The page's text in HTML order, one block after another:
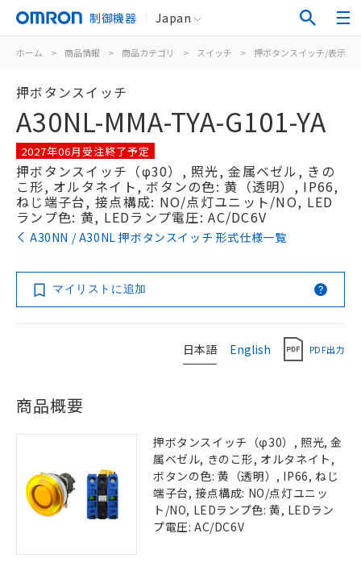
制御機器 Japan
ホーム > 商品情報 > 商品カテゴリ > スイッチ > 押ボタンスイッチ/表示灯
押ボタンスイッチ
A30NL-MMA-TYA-G101-YA
2027年06月受注終了予定
押ボタンスイッチ（φ30）, 照光, 金属ベゼル, きの
こ形, オルタネイト, ボタンの色: 黄（透明）, IP66,
ねじ端子台, 接点構成: NO/点灯ユニット/NO, LED
ランプ色: 黄, LEDランプ電圧: AC/DC6V
A30NN / A30NL 押ボタンスイッチ 形式仕様一覧
マイリストに追加
日本語 English PDF出力
商品概要
押ボタンスイッチ（φ30）, 照光, 金
属ベゼル, きのこ形, オルタネイト,
ボタンの色: 黄（透明）, IP66, ねじ
端子台, 接点構成: NO/点灯ユニッ
ト/NO, LEDランプ色: 黄, LEDラン
プ電圧: AC/DC6V